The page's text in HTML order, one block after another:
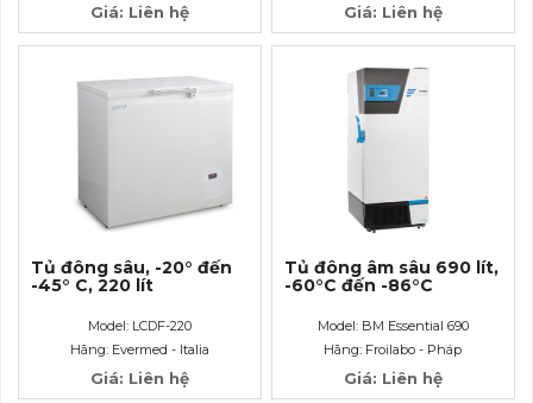
Giá: Liên hệ Giá: Liên hệ
Tủ đông sâu, -20° đến
-45° C, 220 lít
Model: LCDF-220
Hãng: Evermed - Italia
Giá: Liên hệ
Tủ đông âm sâu 690 lít,
-60°C đến -86°C
Model: BM Essential 690
Hãng: Froilabo - Pháp
Giá: Liên hệ